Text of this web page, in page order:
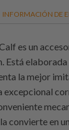
INFORMACIÓN DE
es un
Está
la mejor
excepcional
convierte en